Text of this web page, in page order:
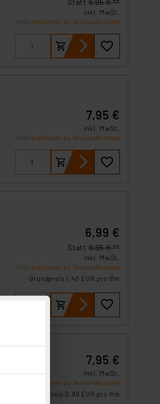
Statt 5,95 € **
inkl. MwSt.
Informationen zu Versandkosten
7,95 €
inkl. MwSt.
Informationen zu Versandkosten
6,99 €
Statt 9,95 € **
inkl. MwSt.
Informationen zu Versandkosten
Grundpreis 1.40 EUR pro lfm
7,95 €
inkl. MwSt.
Informationen zu Versandkosten
Grundpreis 0.99 EUR pro lfm